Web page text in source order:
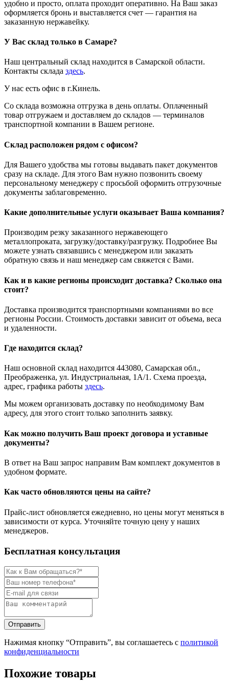
удобно и просто, оплата проходит оперативно. На Ваш заказ
оформляется бронь и выставляется счет — гарантия на
заказанную нержавейку.
У Вас склад только в Самаре?
Наш центральный склад находится в Самарской области.
Контакты склада здесь.
У нас есть офис в г.Кинель.
Со склада возможна отгрузка в день оплаты. Оплаченный
товар отгружаем и доставляем до складов — терминалов
транспортной компании в Вашем регионе.
Склад расположен рядом с офисом?
Для Вашего удобства мы готовы выдавать пакет документов
сразу на складе. Для этого Вам нужно позвонить своему
персональному менеджеру с просьбой оформить отгрузочные
документы заблаговременно.
Какие дополнительные услуги оказывает Ваша компания?
Производим резку заказанного нержавеющего
металлопроката, загрузку/доставку/разгрузку. Подробнее Вы
можете узнать связавшись с менеджером или заказать
обратную связь и наш менеджер сам свяжется с Вами.
Как и в какие регионы происходит доставка? Сколько она
стоит?
Доставка производится транспортными компаниями во все
регионы России. Стоимость доставки зависит от объема, веса
и удаленности.
Где находится склад?
Наш основной склад находится 443080, Самарская обл.,
Преображенка, ул. Индустриальная, 1А/1. Схема проезда,
адрес, графика работы здесь.
Мы можем организовать доставку по необходимому Вам
адресу, для этого стоит только заполнить заявку.
Как можно получить Ваш проект договора и уставные
документы?
В ответ на Ваш запрос направим Вам комплект документов в
удобном формате.
Как часто обновляются цены на сайте?
Прайс-лист обновляется ежедневно, но цены могут меняться в
зависимости от курса. Уточняйте точную цену у наших
менеджеров.
Бесплатная консультация
Нажимая кнопку “Отправить”, вы соглашаетесь с политикой
конфиденциальности
Похожие товары